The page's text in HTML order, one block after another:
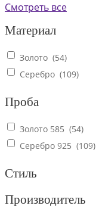
Смотреть все
Материал
Золото (54)
Серебро (109)
Проба
Золото 585 (54)
Серебро 925 (109)
Стиль
Производитель